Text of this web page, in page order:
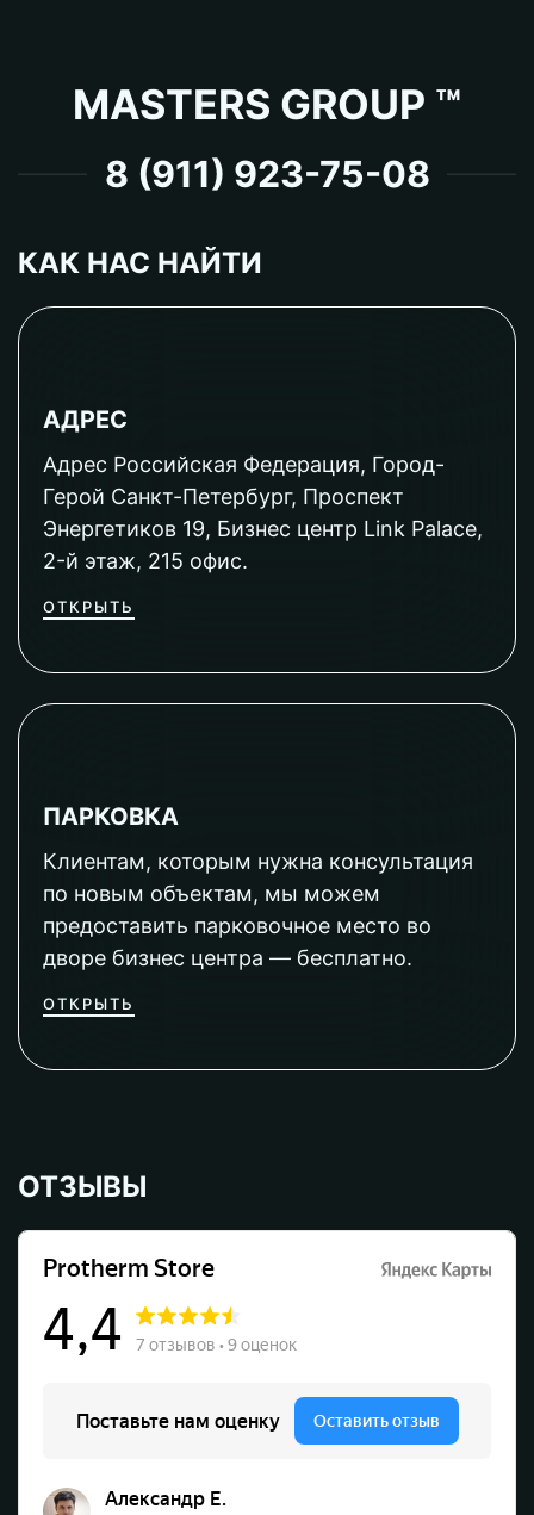
MASTERS GROUP ™
8 (911) 923-75-08
КАК НАС НАЙТИ
АДРЕС
Адрес Российская Федерация, Город-
Герой Санкт-Петербург, Проспект
Энергетиков 19, Бизнес центр Link Palace,
2-й этаж, 215 офис.
ОТКРЫТЬ
ПАРКОВКА
Клиентам, которым нужна консультация
по новым объектам, мы можем
предоставить парковочное место во
дворе бизнес центра — бесплатно.
ОТКРЫТЬ
ОТЗЫВЫ